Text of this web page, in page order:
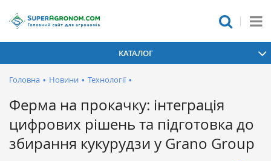
КАТАЛОГ
Головна • Новини • Технології •
Ферма на прокачку: інтеграція
цифрових рішень та підготовка до
збирання кукурудзи у Grano Group